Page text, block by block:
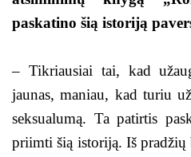
paskatino šią istoriją
– Tikriausiai tai, kad
jaunas, maniau, kad turiu
seksualumą. Ta patirtis
priimti šią istoriją. Iš pradžių